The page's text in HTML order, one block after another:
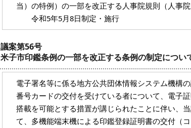
当）の特例）の一部を改正する人事院規則（人事院
令和5年5月8日制定・施行
議案第56号
米子市印鑑条例の一部を改正する条例の制定につい
電子署名等に係る地方公共団体情報システム機構
番号カードの交付を受けている者について、電子
搭載を可能とする措置が講じられたことに伴い、
て、多機能端末機による印鑑登録証明書の交付（